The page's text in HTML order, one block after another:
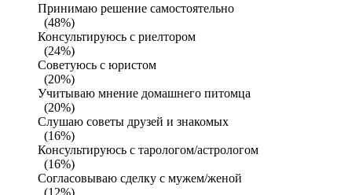
Принимаю решение самостоятельно
(48%)
Консультируюсь с риелтором
(24%)
Советуюсь с юристом
(20%)
Учитываю мнение домашнего питомца
(20%)
Слушаю советы друзей и знакомых
(16%)
Консультируюсь с тарологом/астрологом
(16%)
Согласовываю сделку с мужем/женой
(12%)